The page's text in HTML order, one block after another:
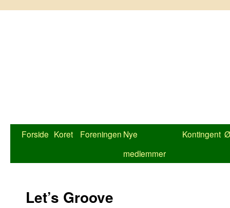
Forside Koret Foreningen Nye
medlemmer
Kontingent
Let’s Groove